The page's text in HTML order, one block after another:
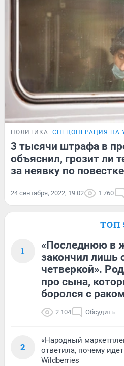
ПОЛИТИКА СПЕЦОПЕРАЦИЯ НА
3 тысячи штрафа в
объяснил, грозит ли
за неявку по повестке
24 сентября, 2022, 19:02 1 760
ТОП
1
«Последнюю в
закончил лишь
четверкой».
про сына,
боролся с
2 104 Обсудить
2
«Народный
ответила, почему
Wildberries